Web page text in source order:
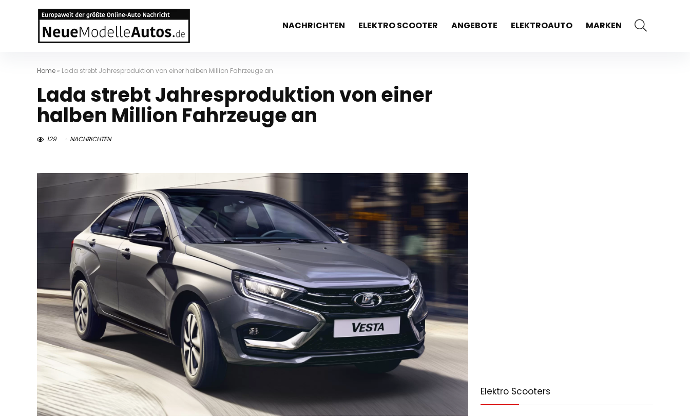
NACHRICHTEN ELEKTRO SCOOTER ANGEBOTE ELEKTROAUTO MARKEN
Home » Lada strebt Jahresproduktion von einer halben Million Fahrzeuge an
Lada strebt Jahresproduktion von einer
halben Million Fahrzeuge an
129 NACHRICHTEN
Elektro Scooters